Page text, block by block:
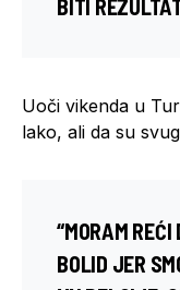
BITI
Uoči vikenda u
lako, ali da su
“MORAM
BOLID JER